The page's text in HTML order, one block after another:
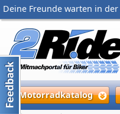
Deine Freunde warten in der
Motorradkatalog